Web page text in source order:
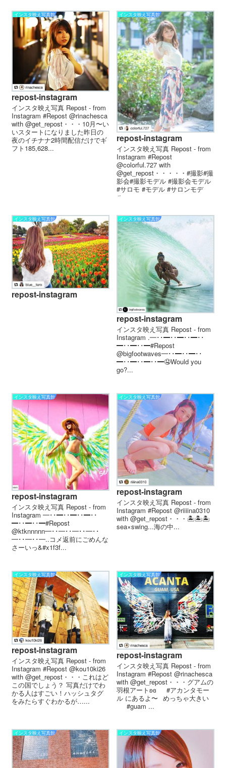
インスタ映え写真館
repost-instagram
インスタ映え写真 Repost - from
Instagram #Repost @rinachesca
with @get_repost・・・10月〜い
いスタートになりました昨日の
夜のイチナナ2時間配信だけでギ
フト185,628...
インスタ映え写真館
repost-instagram
インスタ映え写真 Repost - from
Instagram #Repost
@colorful.727 with
@get_repost・・・・・#撮影#撮
影会#撮影モデル #撮影会モデル
#サロモ #モデル #サロンモデ
ル...
インスタ映え写真館
repost-instagram
インスタ映え写真館
repost-instagram
インスタ映え写真 Repost - from
Instagram .━･･━･･━･･━･･
━･･━･･━#Repost
@bigfootwaves━･･━･･━･･
━･･━･･━･･━🤤Would you
go?...
インスタ映え写真館
repost-instagram
インスタ映え写真 Repost - from
Instagram ━･･━･･━･･━･･
━･･━･･━ #Repost
@ktknnnnn ━･･━･･━･･━･･
━･･━･･━ . . コメ返前にごめんな
さーいっ&#x1f3f...
インスタ映え写真館
repost-instagram
インスタ映え写真 Repost - from
Instagram #Repost @riiiina0310
with @get_repost・・・🏝🏝🏝
sea×swing...海の中...
インスタ映え写真館
repost-instagram
インスタ映え写真 Repost - from
Instagram #Repost @kou10ki26
with @get_repost・・・これはど
この国でしょう？ 写真だけでわ
かる人はすごい！ハッシュタグ
をみたらすぐわかるが…...
インスタ映え写真館
repost-instagram
インスタ映え写真 Repost - from
Instagram #Repost @rinachesca
with @get_repost・・・グアムの
羽根アートʚɞ⠀⠀#アカンタモー
ル にあるよ〜⠀めっちゃ大きい
⠀⠀#guam ...
インスタ映え写真館 インスタ映え写真館